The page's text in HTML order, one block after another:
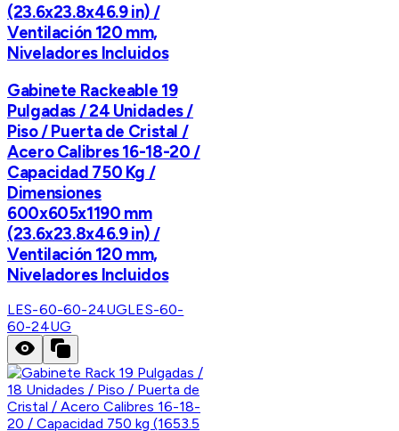
(23.6x23.8x46.9 in) /
Ventilación 120 mm,
Niveladores Incluidos
Gabinete Rackeable 19
Pulgadas / 24 Unidades /
Piso / Puerta de Cristal /
Acero Calibres 16-18-20 /
Capacidad 750 Kg /
Dimensiones
600x605x1190 mm
(23.6x23.8x46.9 in) /
Ventilación 120 mm,
Niveladores Incluidos
LES-60-60-24UGLES-60-
60-24UG